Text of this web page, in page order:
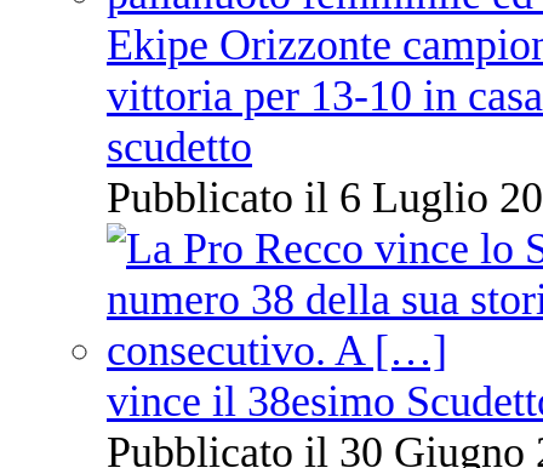
Ekipe Orizzonte
vittoria per 13-10 in
scudetto
Pubblicato il 6 Luglio
vince il 38esimo
Pubblicato il 30 Giugno